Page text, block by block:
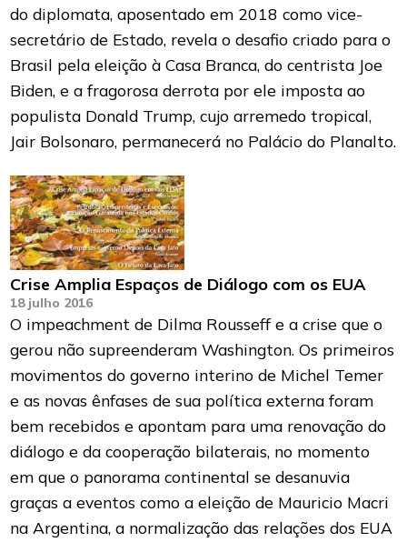
do diplomata, aposentado em 2018 como vice-
secretário de Estado, revela o desafio criado para o
Brasil pela eleição à Casa Branca, do centrista Joe
Biden, e a fragorosa derrota por ele imposta ao
populista Donald Trump, cujo arremedo tropical,
Jair Bolsonaro, permanecerá no Palácio do Planalto.
Crise Amplia Espaços de Diálogo com os EUA
18 julho 2016
O impeachment de Dilma Rousseff e a crise que o
gerou não supreenderam Washington. Os primeiros
movimentos do governo interino de Michel Temer
e as novas ênfases de sua política externa foram
bem recebidos e apontam para uma renovação do
diálogo e da cooperação bilaterais, no momento
em que o panorama continental se desanuvia
graças a eventos como a eleição de Mauricio Macri
na Argentina, a normalização das relações dos EUA